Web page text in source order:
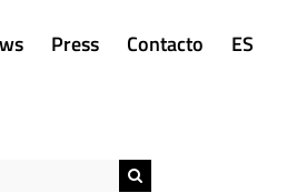
Press Contacto ES